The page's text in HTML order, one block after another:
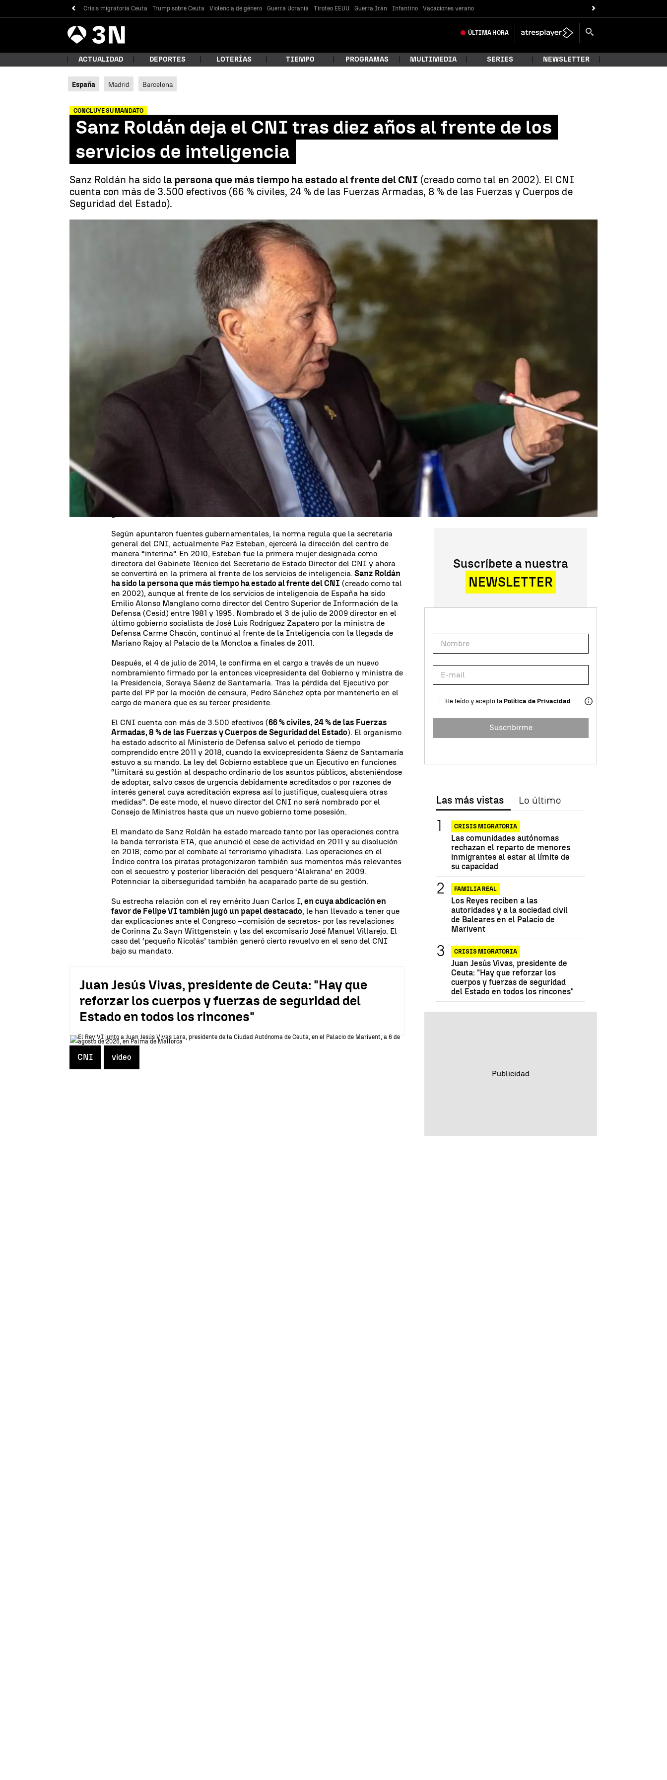
Crisis migratoria Ceuta Trump sobre Ceuta Violencia de género Guerra Ucrania Tiroteo EEUU Guerra Irán Infantino Vacaciones verano
Antena
3 Noticias ÚLTIMA HORA
¿Qué estás buscando?
ACTUALIDAD DEPORTES LOTERÍAS TIEMPO PROGRAMAS MULTIMEDIA SERIES NEWSLETTER
España Madrid Barcelona
CONCLUYE SU MANDATO
Sanz Roldán deja el CNI tras diez años al frente de los
servicios de inteligencia
Sanz Roldán ha sido la persona que más tiempo ha estado al frente del CNI (creado como tal en 2002). El CNI
cuenta con más de 3.500 efectivos (66 % civiles, 24 % de las Fuerzas Armadas, 8 % de las Fuerzas y Cuerpos de
Seguridad del Estado).
Antena 3 Noticias
Antena 3 Noticias
Actualizado:05 de julio de 2019, 15:26
Publicado: 04 de julio de 2019, 23:15
Facebook
X Linkedin
Félix Sanz Roldán dejará este viernes de ser director del Centro Nacional de
diez años al frente de los servicios de
inteligencia españoles
, y bajo las órdenes de tres gobiernos distintos de dos
partidos políticos. El Consejo de Ministros le concederá este viernes una
condecoración en señal de reconocimiento por su servicio al país, en su
dedicación tanto como militar como civil. Sanz Roldán deja el CNI porque
concluye su mandato -finaliza su segunda renovación- y por jubilación (tiene 74
años), según remarcaron a Servimedia fuentes gubernamentales. El Gobierno no
podrá nombrar a su sustituto por encontrarse en funciones, según fuentes
gubernamentales.
Según apuntaron fuentes gubernamentales, la norma regula que la secretaria
general del CNI, actualmente Paz Esteban, ejercerá la dirección del centro de
manera “interina". En 2010, Esteban fue la primera mujer designada como
directora del Gabinete Técnico del Secretario de Estado Director del CNI y ahora
se convertirá en la primera al frente de los servicios de inteligencia. Sanz Roldán
ha sido la persona que más tiempo ha estado al frente del CNI (creado como tal
en 2002), aunque al frente de los servicios de inteligencia de España ha sido
Emilio Alonso Manglano como director del Centro Superior de Información de la
Defensa (Cesid) entre 1981 y 1995. Nombrado el 3 de julio de 2009 director en el
último gobierno socialista de José Luis Rodríguez Zapatero por la ministra de
Defensa Carme Chacón, continuó al frente de la Inteligencia con la llegada de
Mariano Rajoy al Palacio de la Moncloa a finales de 2011.
Después, el 4 de julio de 2014, le confirma en el cargo a través de un nuevo
nombramiento firmado por la entonces vicepresidenta del Gobierno y ministra de
la Presidencia, Soraya Sáenz de Santamaría. Tras la pérdida del Ejecutivo por
parte del PP por la moción de censura, Pedro Sánchez opta por mantenerlo en el
cargo de manera que es su tercer presidente.
El CNI cuenta con más de 3.500 efectivos (66 % civiles, 24 % de las Fuerzas
Armadas, 8 % de las Fuerzas y Cuerpos de Seguridad del Estado). El organismo
ha estado adscrito al Ministerio de Defensa salvo el periodo de tiempo
comprendido entre 2011 y 2018, cuando la exvicepresidenta Sáenz de Santamaría
estuvo a su mando. La ley del Gobierno establece que un Ejecutivo en funciones
“limitará su gestión al despacho ordinario de los asuntos públicos, absteniéndose
de adoptar, salvo casos de urgencia debidamente acreditados o por razones de
interés general cuya acreditación expresa así lo justifique, cualesquiera otras
medidas”. De este modo, el nuevo director del CNI no será nombrado por el
Consejo de Ministros hasta que un nuevo gobierno tome posesión.
El mandato de Sanz Roldán ha estado marcado tanto por las operaciones contra
la banda terrorista ETA, que anunció el cese de actividad en 2011 y su disolución
en 2018; como por el combate al terrorismo yihadista. Las operaciones en el
Índico contra los piratas protagonizaron también sus momentos más relevantes
con el secuestro y posterior liberación del pesquero ‘Alakrana’ en 2009.
Potennciar la ciberseguridad también ha acaparado parte de su gestión.
Su estrecha relación con el rey emérito Juan Carlos I, en cuya abdicación en
favor de Felipe VI también jugó un papel destacado, le han llevado a tener que
dar explicaciones ante el Congreso –comisión de secretos- por las revelaciones
de Corinna Zu Sayn Wittgenstein y las del excomisario José Manuel Villarejo. El
caso del ‘pequeño Nicolás’ también generó cierto revuelvo en el seno del CNI
bajo su mandato.
Juan Jesús Vivas, presidente de Ceuta: "Hay que
reforzar los cuerpos y fuerzas de seguridad del
Estado en todos los rincones"
CNI video
Suscríbete a nuestra
NEWSLETTER
He leído y acepto la Política de Privacidad
Suscribirme
Las más vistas Lo último
CRISIS MIGRATORIA
Las comunidades autónomas
rechazan el reparto de menores
inmigrantes al estar al límite de
su capacidad
FAMILIA REAL
Los Reyes reciben a las
autoridades y a la sociedad civil
de Baleares en el Palacio de
Marivent
CRISIS MIGRATORIA
Juan Jesús Vivas, presidente de
Ceuta: "Hay que reforzar los
cuerpos y fuerzas de seguridad
del Estado en todos los rincones"